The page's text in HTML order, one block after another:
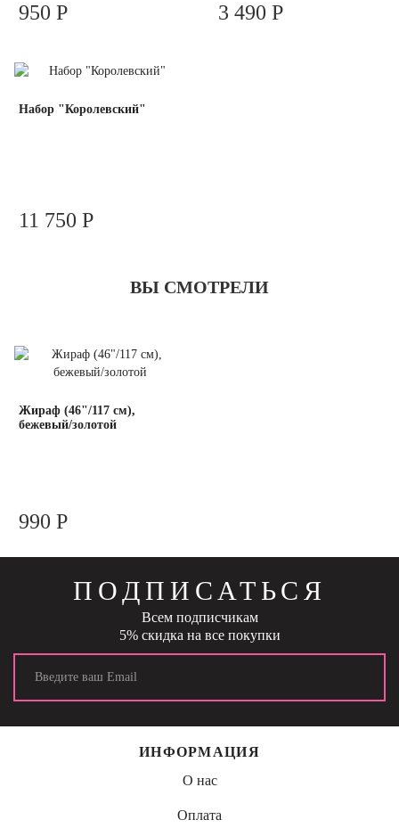
950 Р 3 490 Р
Набор "Королевский"
11 750 Р
ВЫ СМОТРЕЛИ
Жираф (46"/117 см),
бежевый/золотой
990 Р
ПОДПИСАТЬСЯ
Всем подписчикам
5% скидка на все покупки
ИНФОРМАЦИЯ
О нас
Оплата